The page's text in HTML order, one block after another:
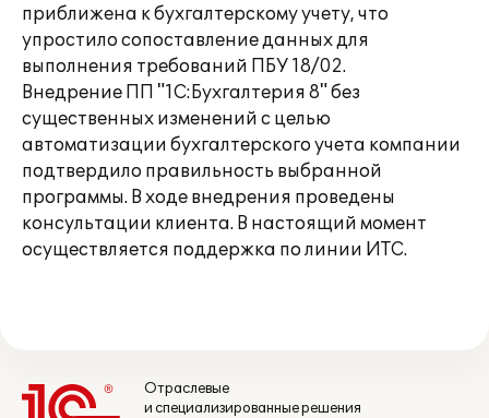
приближена к бухгалтерскому учету, что
упростило сопоставление данных для
выполнения требований ПБУ 18/02.
Внедрение ПП "1С:Бухгалтерия 8" без
существенных изменений с целью
автоматизации бухгалтерского учета компании
подтвердило правильность выбранной
программы. В ходе внедрения проведены
консультации клиента. В настоящий момент
осуществляется поддержка по линии ИТС.
Отраслевые
и специализированные решения